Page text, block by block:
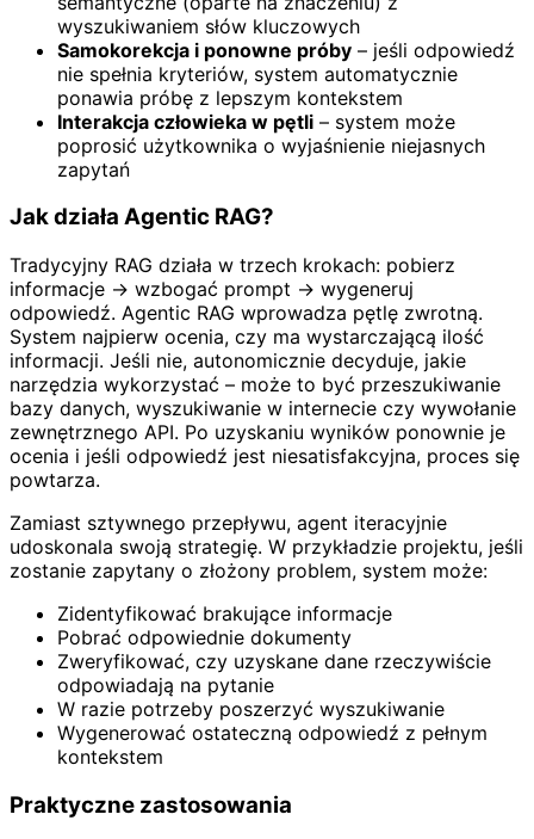
wyszukiwaniem słów kluczowych
Samokorekcja i ponowne próby – jeśli odpowiedź
nie spełnia kryteriów, system automatycznie
ponawia próbę z lepszym kontekstem
Interakcja człowieka w pętli – system może
poprosić użytkownika o wyjaśnienie niejasnych
zapytań
Jak działa Agentic RAG?
Tradycyjny RAG działa w trzech krokach: pobierz
informacje → wzbogać prompt → wygeneruj
odpowiedź. Agentic RAG wprowadza pętlę zwrotną.
System najpierw ocenia, czy ma wystarczającą ilość
informacji. Jeśli nie, autonomicznie decyduje, jakie
narzędzia wykorzystać – może to być przeszukiwanie
bazy danych, wyszukiwanie w internecie czy wywołanie
zewnętrznego API. Po uzyskaniu wyników ponownie je
ocenia i jeśli odpowiedź jest niesatisfakcyjna, proces się
powtarza.
Zamiast sztywnego przepływu, agent iteracyjnie
udoskonala swoją strategię. W przykładzie projektu, jeśli
zostanie zapytany o złożony problem, system może:
Zidentyfikować brakujące informacje
Pobrać odpowiednie dokumenty
Zweryfikować, czy uzyskane dane rzeczywiście
odpowiadają na pytanie
W razie potrzeby poszerzyć wyszukiwanie
Wygenerować ostateczną odpowiedź z pełnym
kontekstem
Praktyczne zastosowania